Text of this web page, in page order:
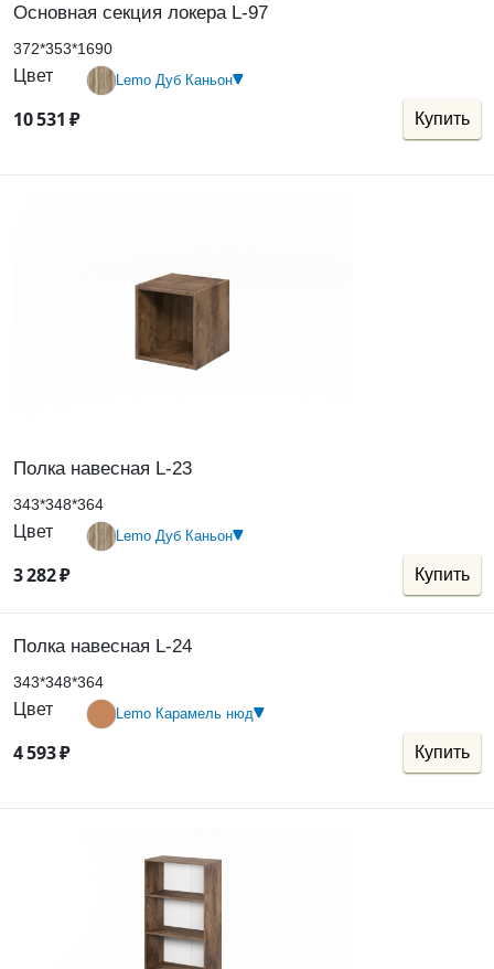
Основная секция локера L-97
372*353*1690
Цвет Lemo Дуб Каньон
10531 ₽ Купить
Полка навесная L-23
343*348*364
Цвет Lemo Дуб Каньон
3282₽ Купить
Полка навесная L-24
343*348*364
Цвет Lemo Карамель нюд
4593₽ Купить